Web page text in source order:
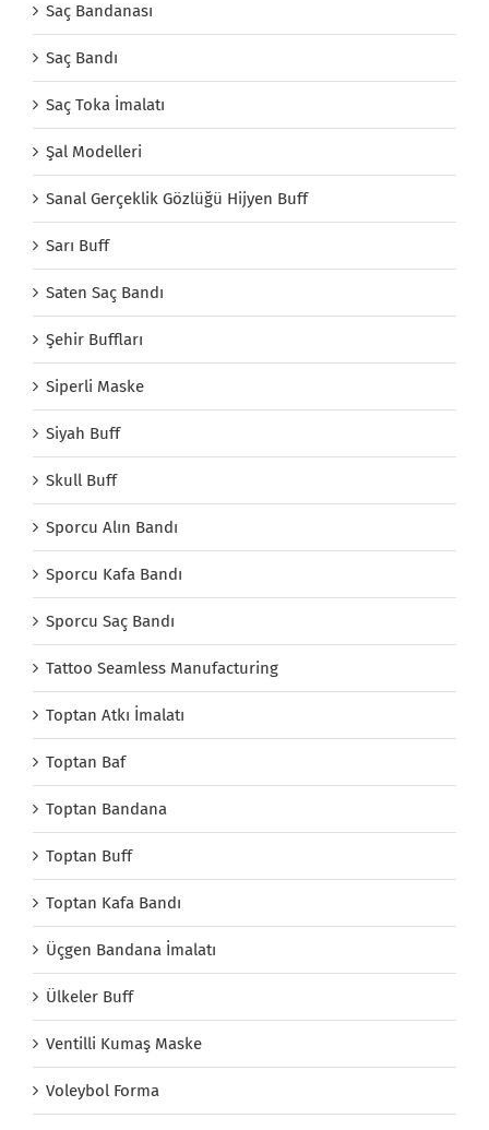
Saç Bandanası
Saç Bandı
Saç Toka İmalatı
Şal Modelleri
Sanal Gerçeklik Gözlüğü Hijyen Buff
Sarı Buff
Saten Saç Bandı
Şehir Buffları
Siperli Maske
Siyah Buff
Skull Buff
Sporcu Alın Bandı
Sporcu Kafa Bandı
Sporcu Saç Bandı
Tattoo Seamless Manufacturing
Toptan Atkı İmalatı
Toptan Baf
Toptan Bandana
Toptan Buff
Toptan Kafa Bandı
Üçgen Bandana İmalatı
Ülkeler Buff
Ventilli Kumaş Maske
Voleybol Forma